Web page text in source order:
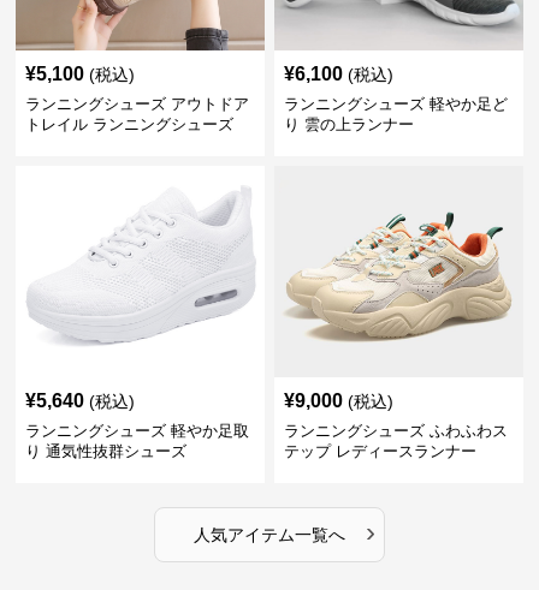
¥5,100 (税込)
ランニングシューズ アウトドア
トレイル ランニングシューズ
¥6,100 (税込)
ランニングシューズ 軽やか足ど
り 雲の上ランナー
¥5,640 (税込)
ランニングシューズ 軽やか足取
り 通気性抜群シューズ
¥9,000 (税込)
ランニングシューズ ふわふわス
テップ レディースランナー
人気アイテム一覧へ ›